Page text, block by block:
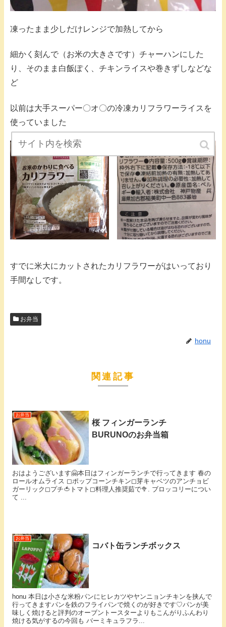
凍ったまま少しだけレンジで加熱してから
細かく刻んで（お米の大きさです）チャーハンにした
り、そのまま白飯ぽく、チキンライスや巻きずしなどな
ど
以前は大手スーパー〇オ〇の冷凍カリフラワーライスを
使っていました
すでに米大にカットされたカリフラワーがはいっており
手間なしです。
お弁当
honu
関連記事
お弁当
桜 フィンガーランチ
BURUNOのお弁当箱
おはようございます🤗本日はフィンガーランチで行ってきます 春の
ロールオムライス ◻︎ポップコーンチキン◻︎芽キャベツのアンチョビ
ガーリック◻︎プチ🍅トマト◻︎料理人推奨茹で🥦. ブロッコリーについ
て ...
お弁当
コバト缶ランチボックス
honu 本日は小さな米粉パンにヒレカツやヤンニョンチキンを挟んで
行ってきます⁡パンを鉄のフライパンで焼くのが好きです♡パンが美
味しく焼けると評判のオーブントースターよりもこんがりふんわり
焼ける気がするの⁡今回も バーミキュラフラ...